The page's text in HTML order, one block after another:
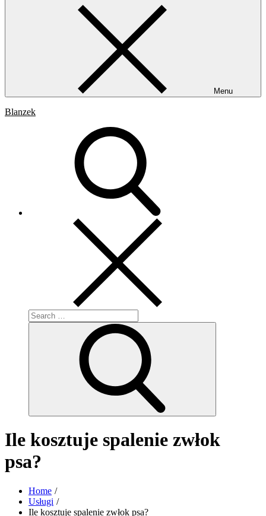
Menu
Blanzek
Search
for:
Ile kosztuje spalenie zwłok
psa?
Home
Usługi
Ile kosztuje spalenie zwłok psa?